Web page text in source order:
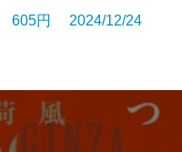
605円 2024/12/24